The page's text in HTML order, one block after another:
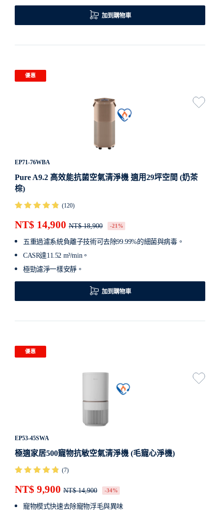
加到購物車
優惠
EP71-76WBA
Pure A9.2 高效能抗菌空氣清淨機 適用29坪空間 (奶茶
棕)
(120)
NT$ 14,900 NT$ 18,900 -21%
五重過濾系統負離子技術可去除99.99%的細菌與病毒。
CASR達11.52 m³/min。
極勁濾淨一樣安靜。
加到購物車
優惠
EP53-45SWA
極適家居500寵物抗敏空氣清淨機 (毛寵心淨機)
(7)
NT$ 9,900 NT$ 14,900 -34%
寵物模式快速去除寵物浮毛與異味